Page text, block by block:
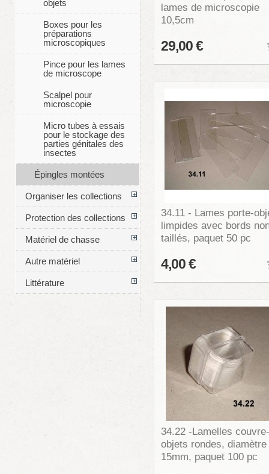
lames de microscopie
10,5cm
29,00 €
34.11 - Lames porte-
limpides avec bords
taillés, paquet 50 pc
4,00 €
34.22 -Lamelles couvre-
objets rondes, diamètre
15mm, paquet 100 pc
objets
Boxes pour les
préparations
microscopiques
Pince pour les lames
de microscope
Scalpel pour
microscopie
Micro tubes à essais
pour le stockage des
parties génitales des
insectes
Épingles montées
Organiser les collections
Protection des collections
Matériel de chasse
Autre matériel
Littérature